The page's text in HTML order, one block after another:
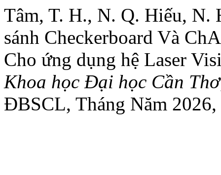
Tâm, T. H., N. Q. Hiếu, N.
sánh Checkerboard Và
Cho ứng dụng hệ Laser
Khoa học Đại học Cần Thơ
ĐBSCL, Tháng Năm